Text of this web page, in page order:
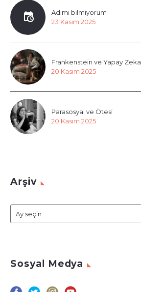
Adımı bilmiyorum
23 Kasım 2025
Frankenstein ve Yapay Zeka
20 Kasım 2025
Parasosyal ve Ötesi
20 Kasım 2025
Arşiv
Ay seçin
Sosyal Medya